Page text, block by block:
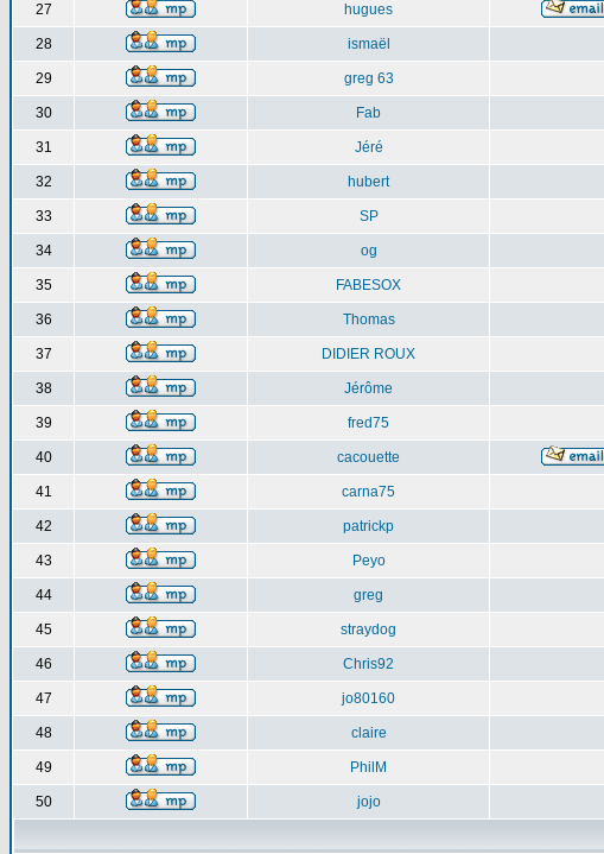
27 hugues
28 ismaël
29 greg 63
30 Fab
31 Jéré
32 hubert
33 SP
34 og
35 FABESOX
36 Thomas
37 DIDIER ROUX
38 Jérôme
39 fred75
40 cacouette
41 carna75
42 patrickp
43 Peyo
44 greg
45 straydog
46 Chris92
47 jo80160
48 claire
49 PhilM
50 jojo